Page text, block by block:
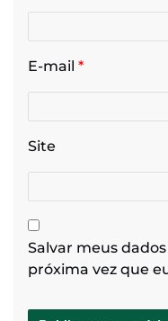
E-mail *
Site
Salvar meus
próxima vez que